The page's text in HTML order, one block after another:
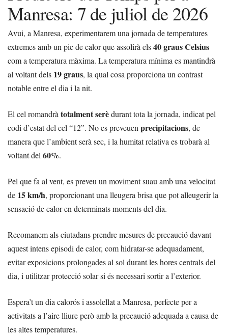
Manresa: 7 de juliol de 2026
Avui, a Manresa, experimentarem una jornada de temperatures
extremes amb un pic de calor que assolirà els40 graus Celsius
com a temperatura màxima. La temperatura mínima es mantindrà
al voltant dels 19 graus, la qual cosa proporciona un contrast
notable entre el dia i la nit.
El cel romandràtotalment serèdurant tota la jornada, indicat pel
codi d’estat del cel “12”. No es preveuenprecipitacions, de
manera que l’ambient serà sec, i la humitat relativa es trobarà al
voltant del60%.
Pel que fa al vent, es preveu un moviment suau amb una velocitat
de 15 km/h, proporcionant una lleugera brisa que pot alleugerir la
sensació de calor en determinats moments del dia.
Recomanem als ciutadans prendre mesures de precaució davant
aquest intens episodi de calor, com hidratar-se adequadament,
evitar exposicions prolongades al sol durant les hores centrals del
dia, i utilitzar protecció solar si és necessari sortir a l’exterior.
Espera’t un dia calorós i assolellat a Manresa, perfecte per a
activitats a l’aire lliure però amb la precaució adequada a causa de
les altes temperatures.